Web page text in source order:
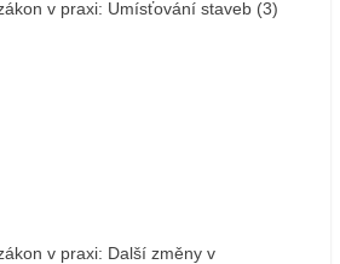
v praxi: Umísťování staveb (3)
v praxi: Další změny v